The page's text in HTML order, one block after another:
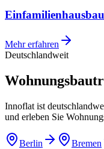
Einfamilienhausbau
Mehr erfahren
Deutschlandweit
Innoflat ist
und erleben Sie
Berlin Bremen